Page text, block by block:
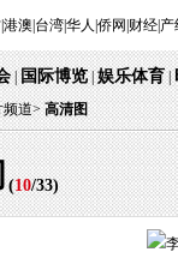
|港澳 台湾|华人 侨网 财经| 产
|国际博览|娱乐体育|
频道> 高清图
(10/33)